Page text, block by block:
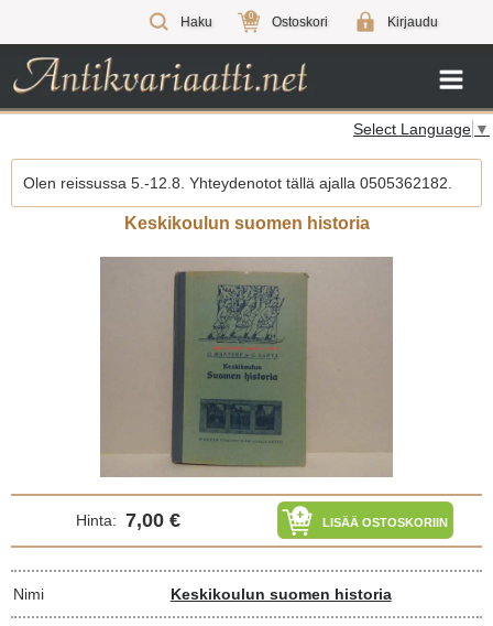
Haku 0 Ostoskori Kirjaudu
Select Language ▼
Olen reissussa 5.-12.8. Yhteydenotot tällä ajalla 0505362182.
Keskikoulun suomen historia
Hinta: 7,00 € LISÄÄ OSTOSKORIIN
Nimi Keskikoulun suomen historia